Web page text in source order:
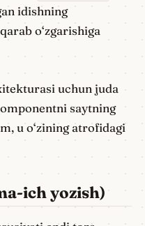
idishning
o‘zgarishiga
uchun juda
saytning
u o‘zining atrofidagi
ich yozish)